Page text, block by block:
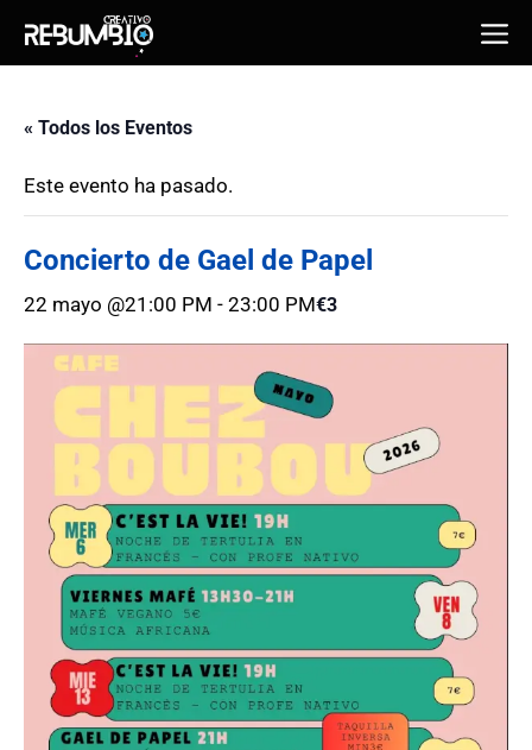
contenido
« Todos los Eventos
Este evento ha pasado.
Concierto de Gael de Papel
22 mayo @21:00 PM - 23:00 PM€3